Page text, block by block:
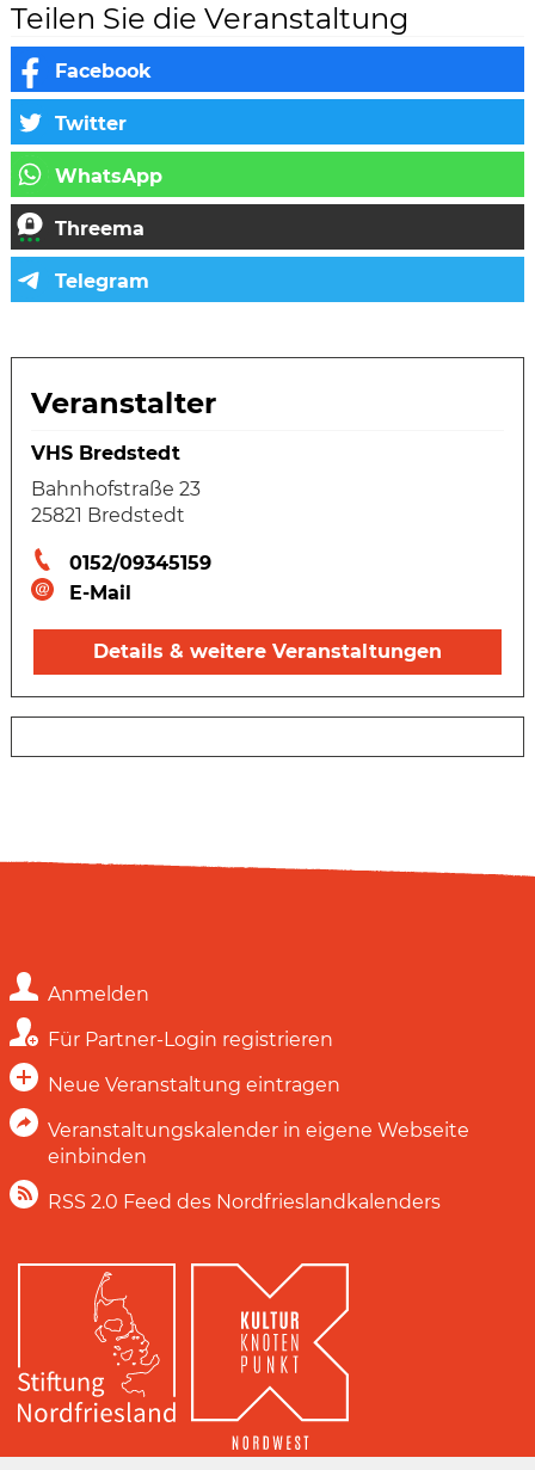
Teilen Sie die Veranstaltung
Veranstalter
VHS Bredstedt
Bahnhofstraße 23
25821 Bredstedt
0152/09345159
E-Mail
Details & weitere Veranstaltungen
Anmelden
Für Partner-Login registrieren
Neue Veranstaltung eintragen
Veranstaltungskalender in eigene Webseite
einbinden
RSS 2.0 Feed des Nordfrieslandkalenders